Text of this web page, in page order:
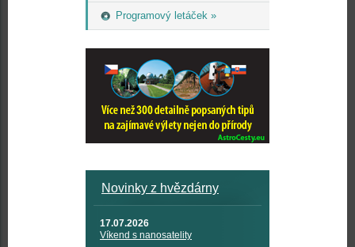
Programový letáček »
Novinky z hvězdárny
17.07.2026
Víkend s nanosatelity